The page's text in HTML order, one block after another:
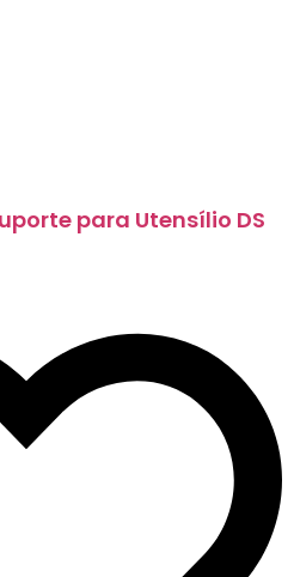
para Utensílio DS